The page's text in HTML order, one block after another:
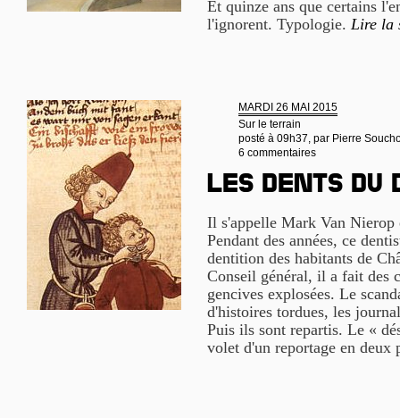
Et quinze ans que certains
l'ignorent. Typologie. Lire la
MARDI 26 MAI 2015
Sur le terrain
posté à 09h37, par Pierre
6 commentaires
Les dents du
Il s'appelle Mark Van Nierop
Pendant des années, ce
dentition des habitants de
Conseil général, il a fait des
gencives explosées. Le
d'histoires tordues, les
Puis ils sont repartis. Le «
volet d'un reportage en deux